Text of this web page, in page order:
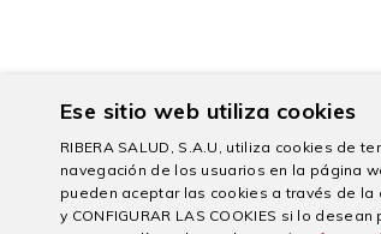
Ese sitio web utiliza cookies
RIBERA SALUD, S.A.U, utiliza cookies de
navegación de los usuarios en la página
pueden aceptar las cookies a través de la
y CONFIGURAR LAS COOKIES si lo